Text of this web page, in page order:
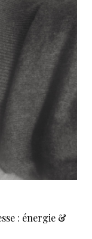
: énergie &